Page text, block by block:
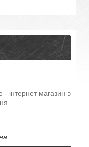
- інтернет магазин э